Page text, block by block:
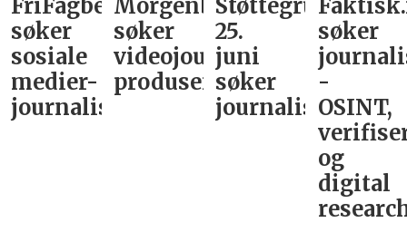
FriFagbevegelse
søker
sosiale
medier-
journalist
Morgenbladet
søker
videojournalist/podkast-
produsent
Støttegruppa
25.
juni
søker
journalist
søker
-
OSINT,
og
digital